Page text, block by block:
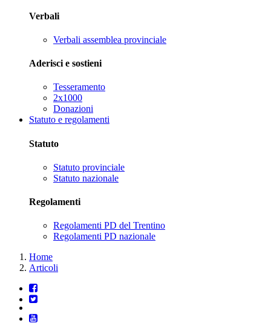
Verbali
Verbali assemblea provinciale
Aderisci e sostieni
Tesseramento
2x1000
Donazioni
Statuto e regolamenti
Statuto
Statuto provinciale
Statuto nazionale
Regolamenti
Regolamenti PD del Trentino
Regolamenti PD nazionale
Home
Articoli